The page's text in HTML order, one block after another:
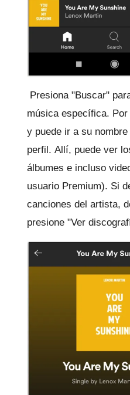
Presiona "Buscar"
música específica.
y puede ir a su
perfil. Allí, puede ver
álbumes e incluso
usuario Premium). Si
canciones del artista,
presione "Ver